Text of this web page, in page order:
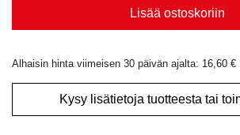
Lisää ostoskoriin
Alhaisin hinta viimeisen 30 päivän ajalta: 16,60 €
Kysy lisätietoja tuotteesta tai